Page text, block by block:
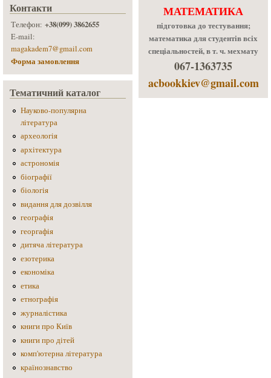
Контакти
Телефон: +38(099) 3862655
E-mail:
magakadem7@gmail.com
Форма замовлення
Тематичний каталог
Науково-популярна
література
археологія
архітектура
астрономія
біографії
біологія
видання для дозвілля
географія
георгафія
дитяча література
езотерика
економіка
етика
етнографія
журналістика
книги про Київ
книги про дітей
комп'ютерна література
країнознавство
МАТЕМАТИКА
підготовка до тестування;
математика для студентів всіх
спеціальностей, в т. ч. мехмату
067-1363735
acbookkiev@gmail.com